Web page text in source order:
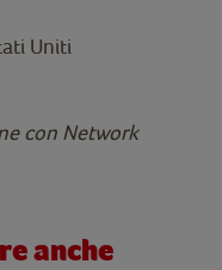
Uniti
con Network
anche